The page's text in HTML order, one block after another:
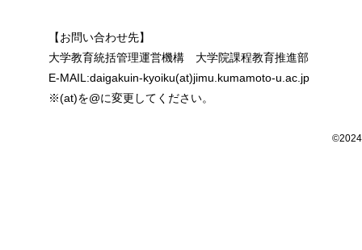
【お問い合わせ先】
大学教育統括管理運営機構 大学院課程教育推進部
E-MAIL:daigakuin-kyoiku(at)jimu.kumamoto-u.ac.jp
※(at)を@に変更してください。
©2024